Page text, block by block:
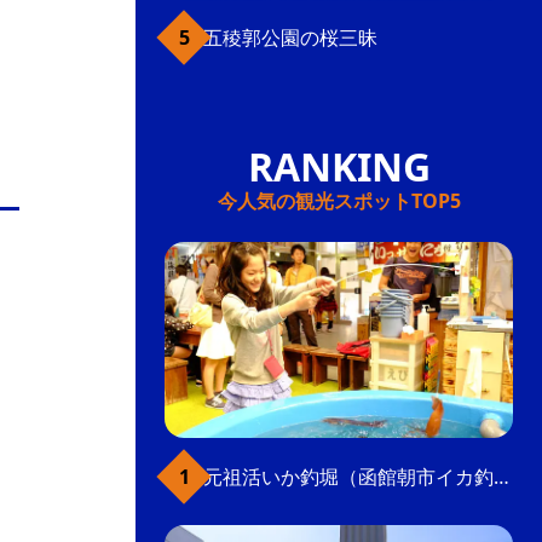
五稜郭公園の桜三昧
今人気の観光スポットTOP5
元祖活いか釣堀（函館朝市イカ釣り体験）